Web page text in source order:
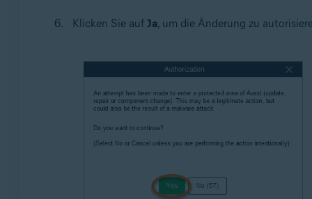
Klicken Sie auf Ja, um die Änderung zu